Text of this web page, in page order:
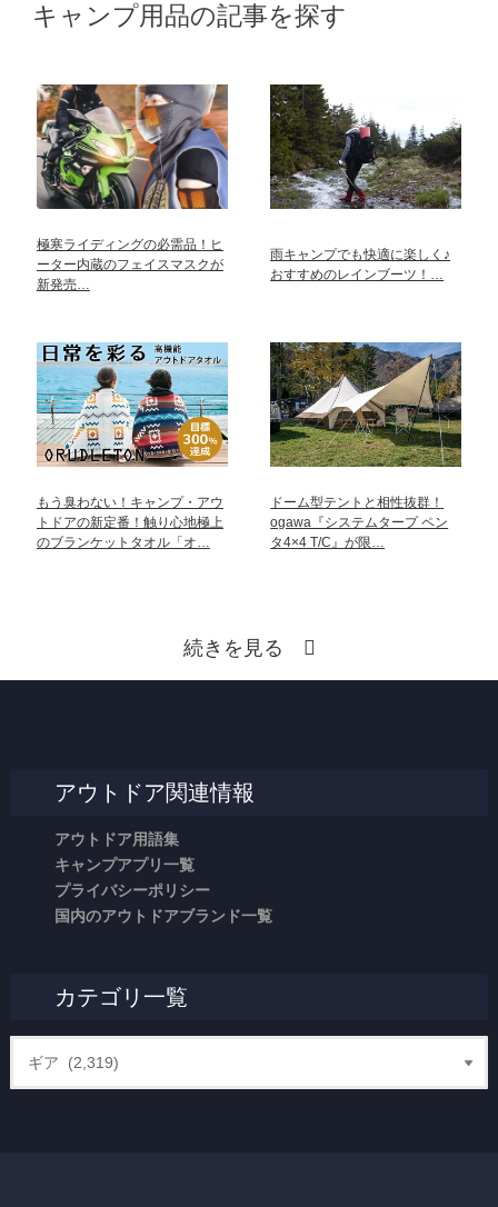
キャンプ用品の記事を探す
極寒ライディングの必需品！ヒ
ーター内蔵のフェイスマスクが
新発売…
雨キャンプでも快適に楽しく♪
おすすめのレインブーツ！…
もう臭わない！キャンプ・アウ
トドアの新定番！触り心地極上
のブランケットタオル「オ…
ドーム型テントと相性抜群！
ogawa『システムタープ ペン
タ4×4 T/C』が限…
続きを見る
アウトドア関連情報
アウトドア用語集
キャンプアプリ一覧
プライバシーポリシー
国内のアウトドアブランド一覧
カテゴリ一覧